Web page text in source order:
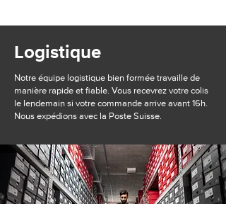
Logistique
Notre équipe logistique bien formée travaille de
manière rapide et fiable. Vous recevrez votre colis
le lendemain si votre commande arrive avant 16h.
Nous expédions avec la Poste Suisse.